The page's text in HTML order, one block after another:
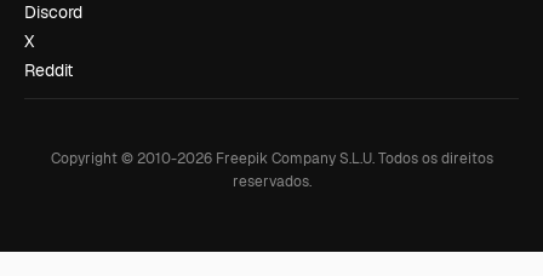
Discord
X
Reddit
Copyright © 2010-2026Freepik Company S.L.U. Todos os direitos
reservados.